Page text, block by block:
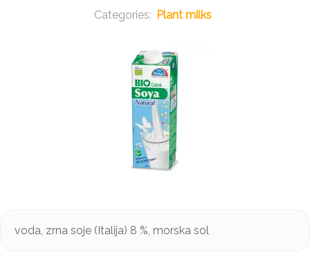
Plant milks
voda, zrna soje (Italija) 8 %, morska sol